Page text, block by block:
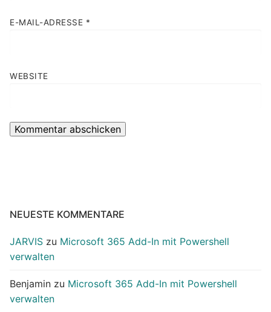
E-MAIL-ADRESSE *
WEBSITE
NEUESTE KOMMENTARE
JARVIS zu Microsoft 365 Add-In mit Powershell
verwalten
Benjamin zu Microsoft 365 Add-In mit Powershell
verwalten